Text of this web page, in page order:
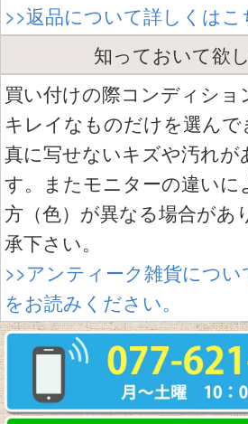
>>返品について詳しくはこ
知っておいて欲
買い付けの際コンディショ
キレイなものだけを選ん
真に写せないキズや汚れが
す。またモニターの違いに
方（色）が異なる場合があ
承下さい。
>>アンティーク雑貨につ
をお読みください。